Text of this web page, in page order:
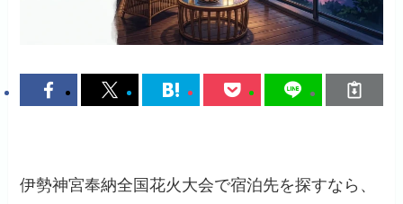
伊勢神宮奉納全国花火大会で宿泊先を探すなら、